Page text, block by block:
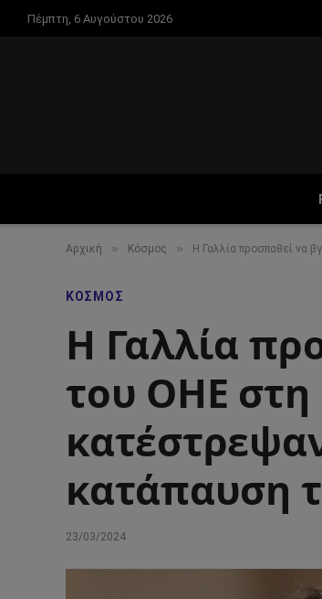
Πέμπτη, 6 Αυγούστου 2026
Αρχική » Κόσμος » Η Γαλλία προσπαθεί να
ΚΌΣΜΟΣ
Η Γαλλία
του ΟΗΕ στη
κατάπαυση
23/03/2024